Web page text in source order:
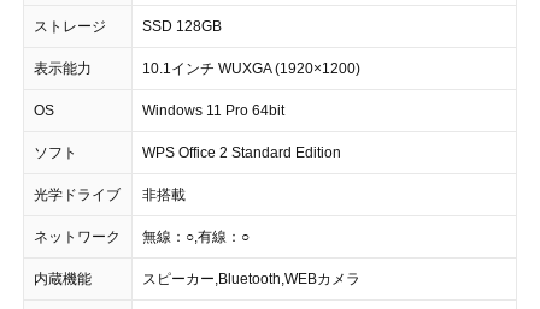
ストレージ SSD 128GB
表示能力 10.1インチ WUXGA (1920×1200)
OS Windows 11 Pro 64bit
ソフト WPS Office 2 Standard Edition
光学ドライブ 非搭載
ネットワーク 無線：○,有線：○
内蔵機能 スピーカー,Bluetooth,WEBカメラ